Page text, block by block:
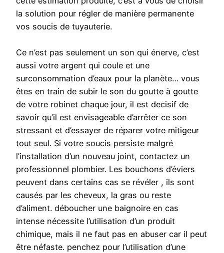
la solution pour régler de manière permanente
vos soucis de tuyauterie.
Ce n’est pas seulement un son qui énerve, c’est
aussi votre argent qui coule et une
surconsommation d’eaux pour la planète… vous
êtes en train de subir le son du goutte à goutte
de votre robinet chaque jour, il est decisif de
savoir qu’il est envisageable d’arrêter ce son
stressant et d’essayer de réparer votre mitigeur
tout seul. Si votre soucis persiste malgré
l’installation d’un nouveau joint, contactez un
professionnel plombier. Les bouchons d’éviers
peuvent dans certains cas se révéler , ils sont
causés par les cheveux, la gras ou reste
d’aliment. déboucher une baignoire en cas
intense nécessite l’utilisation d’un produit
chimique, mais il ne faut pas en abuser car il peut
être néfaste. penchez pour l’utilisation d’une